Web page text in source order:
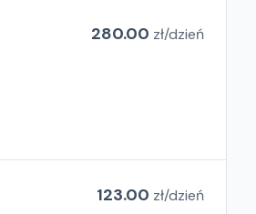
280.00 zł/dzień
123.00 zł/dzień